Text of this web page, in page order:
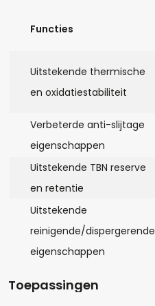
Functies
Uitstekende thermische
en oxidatiestabiliteit
Verbeterde anti-slijtage
eigenschappen
Uitstekende TBN reserve
en retentie
Uitstekende
reinigende/dispergerende
eigenschappen
Toepassingen
- +
Opmerkingen:
Naam*